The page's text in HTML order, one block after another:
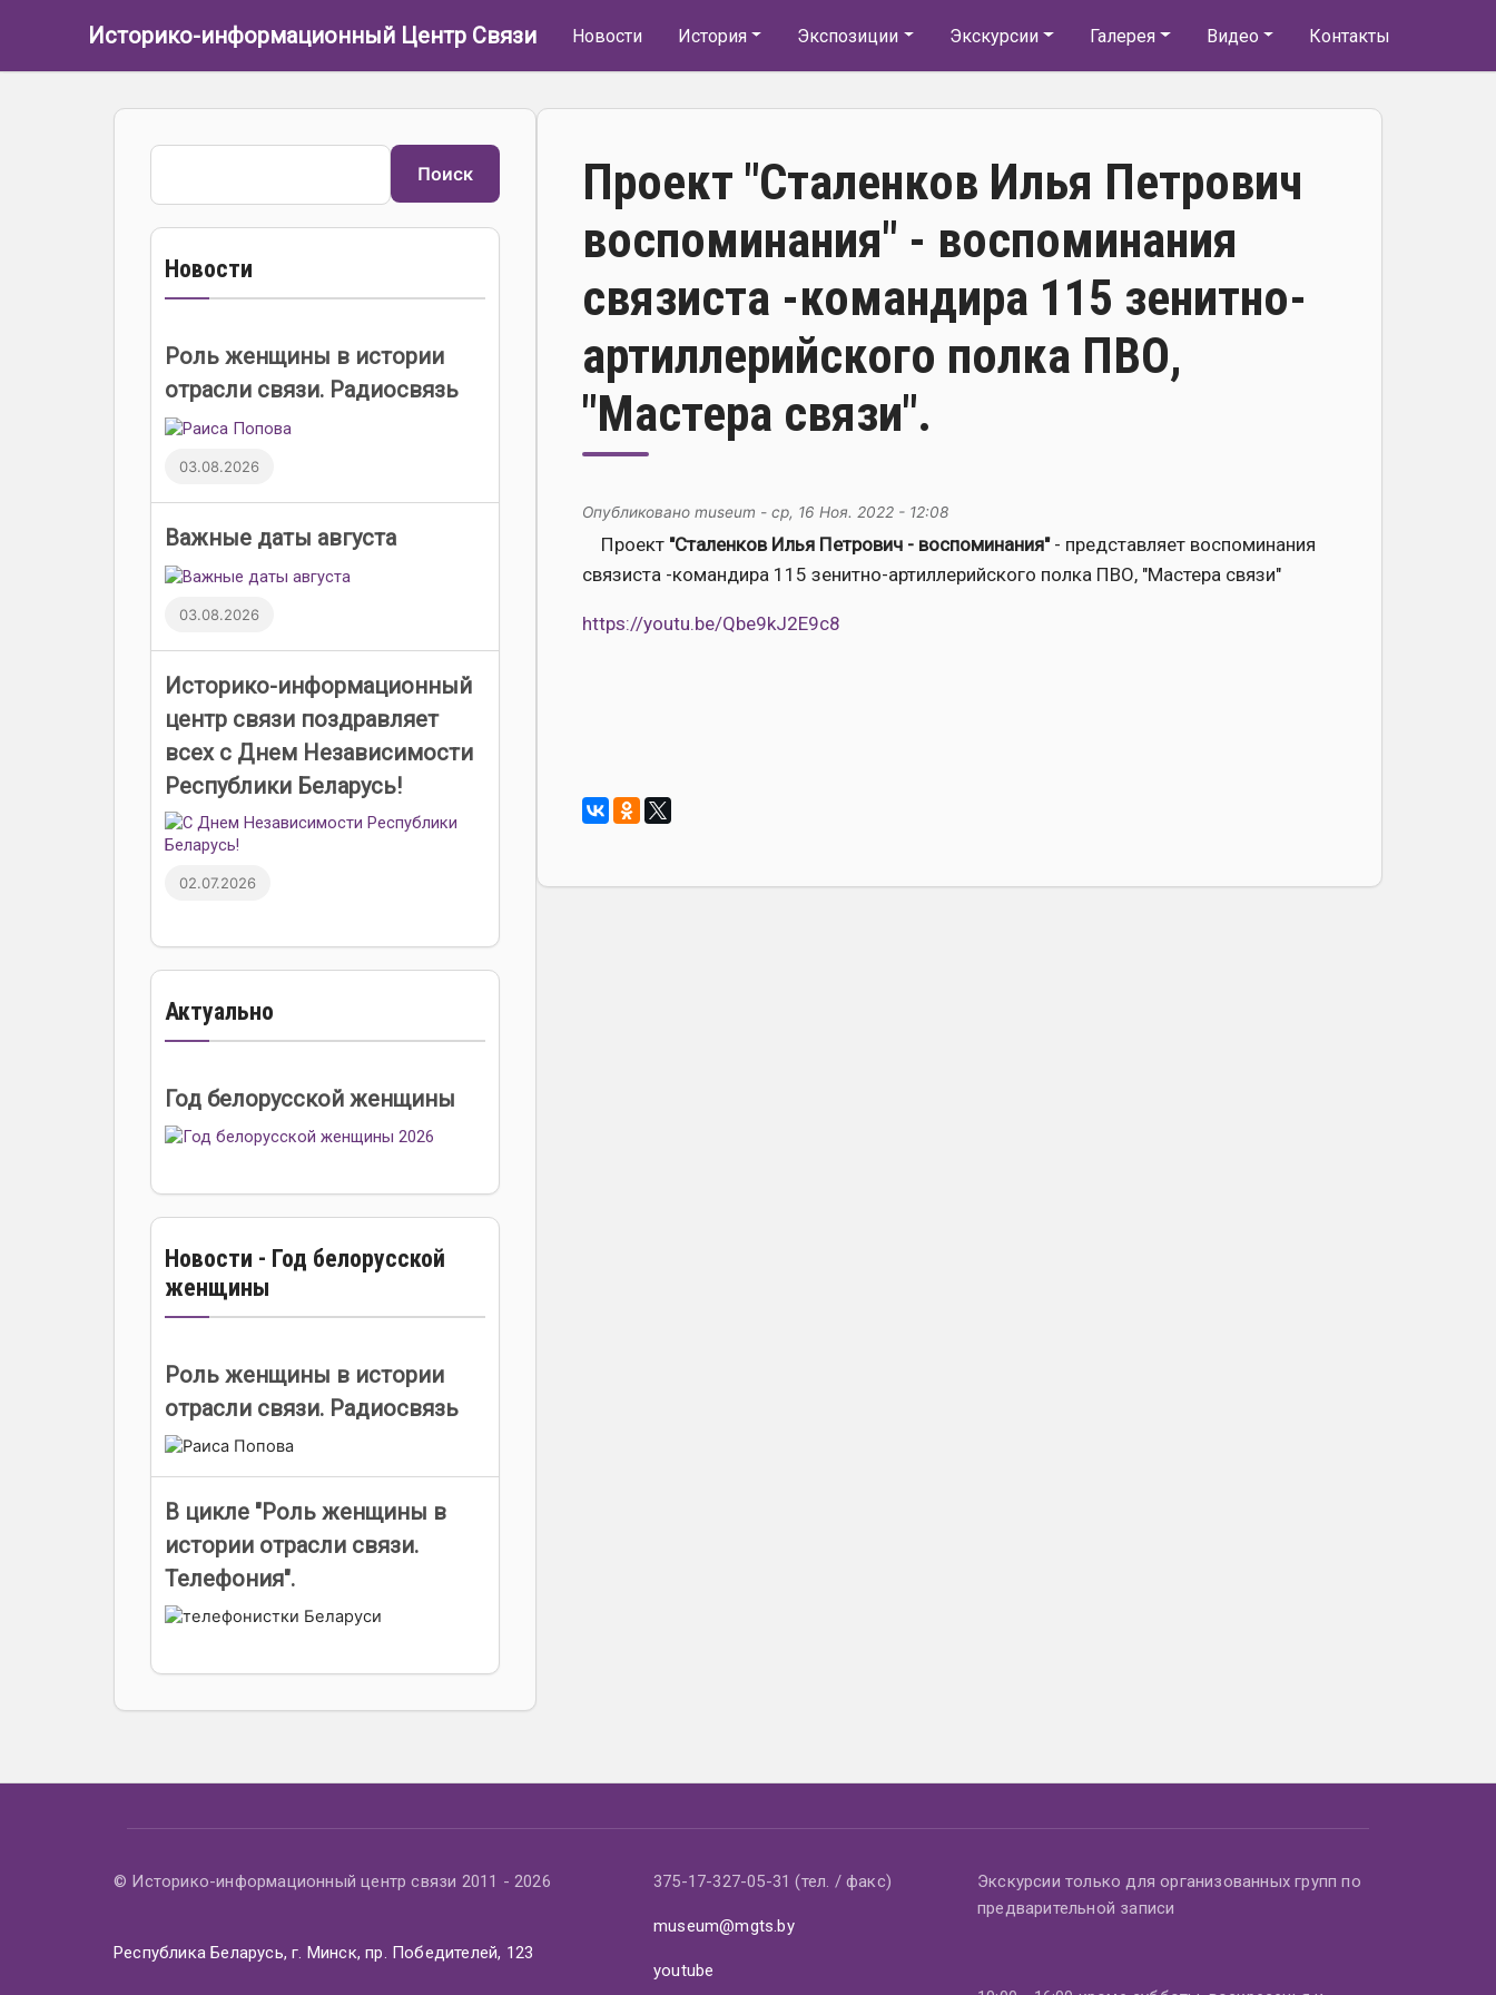
Историко-информационный Центр Связи Основная навигация
Новости История Экспозиции Экскурсии Галерея Видео Контакты
Проект "Сталенков Илья Петрович
воспоминания" - воспоминания
связиста -командира 115 зенитно-
артиллерийского полка ПВО,
"Мастера связи".
Опубликовано museum - ср, 16 Ноя. 2022 - 12:08
Проект "Сталенков Илья Петрович - воспоминания" - представляет воспоминания
связиста -командира 115 зенитно-артиллерийского полка ПВО, "Мастера связи"
https://youtu.be/Qbe9kJ2E9c8
Поиск
Поиск
Новости
Роль женщины в истории
отрасли связи. Радиосвязь
03.08.2026
Важные даты августа
03.08.2026
Историко-информационный
центр связи поздравляет
всех с Днем Независимости
Республики Беларусь!
02.07.2026
Актуально
Год белорусской женщины
Новости - Год белорусской
женщины
Роль женщины в истории
отрасли связи. Радиосвязь
В цикле "Роль женщины в
истории отрасли связи.
Телефония".
© Историко-информационный центр связи 2011 - 2026
Республика Беларусь, г. Минск, пр. Победителей, 123
375-17-327-05-31 (тел. / факс)
museum@mgts.by
youtube
Экскурсии только для организованных групп по
предварительной записи